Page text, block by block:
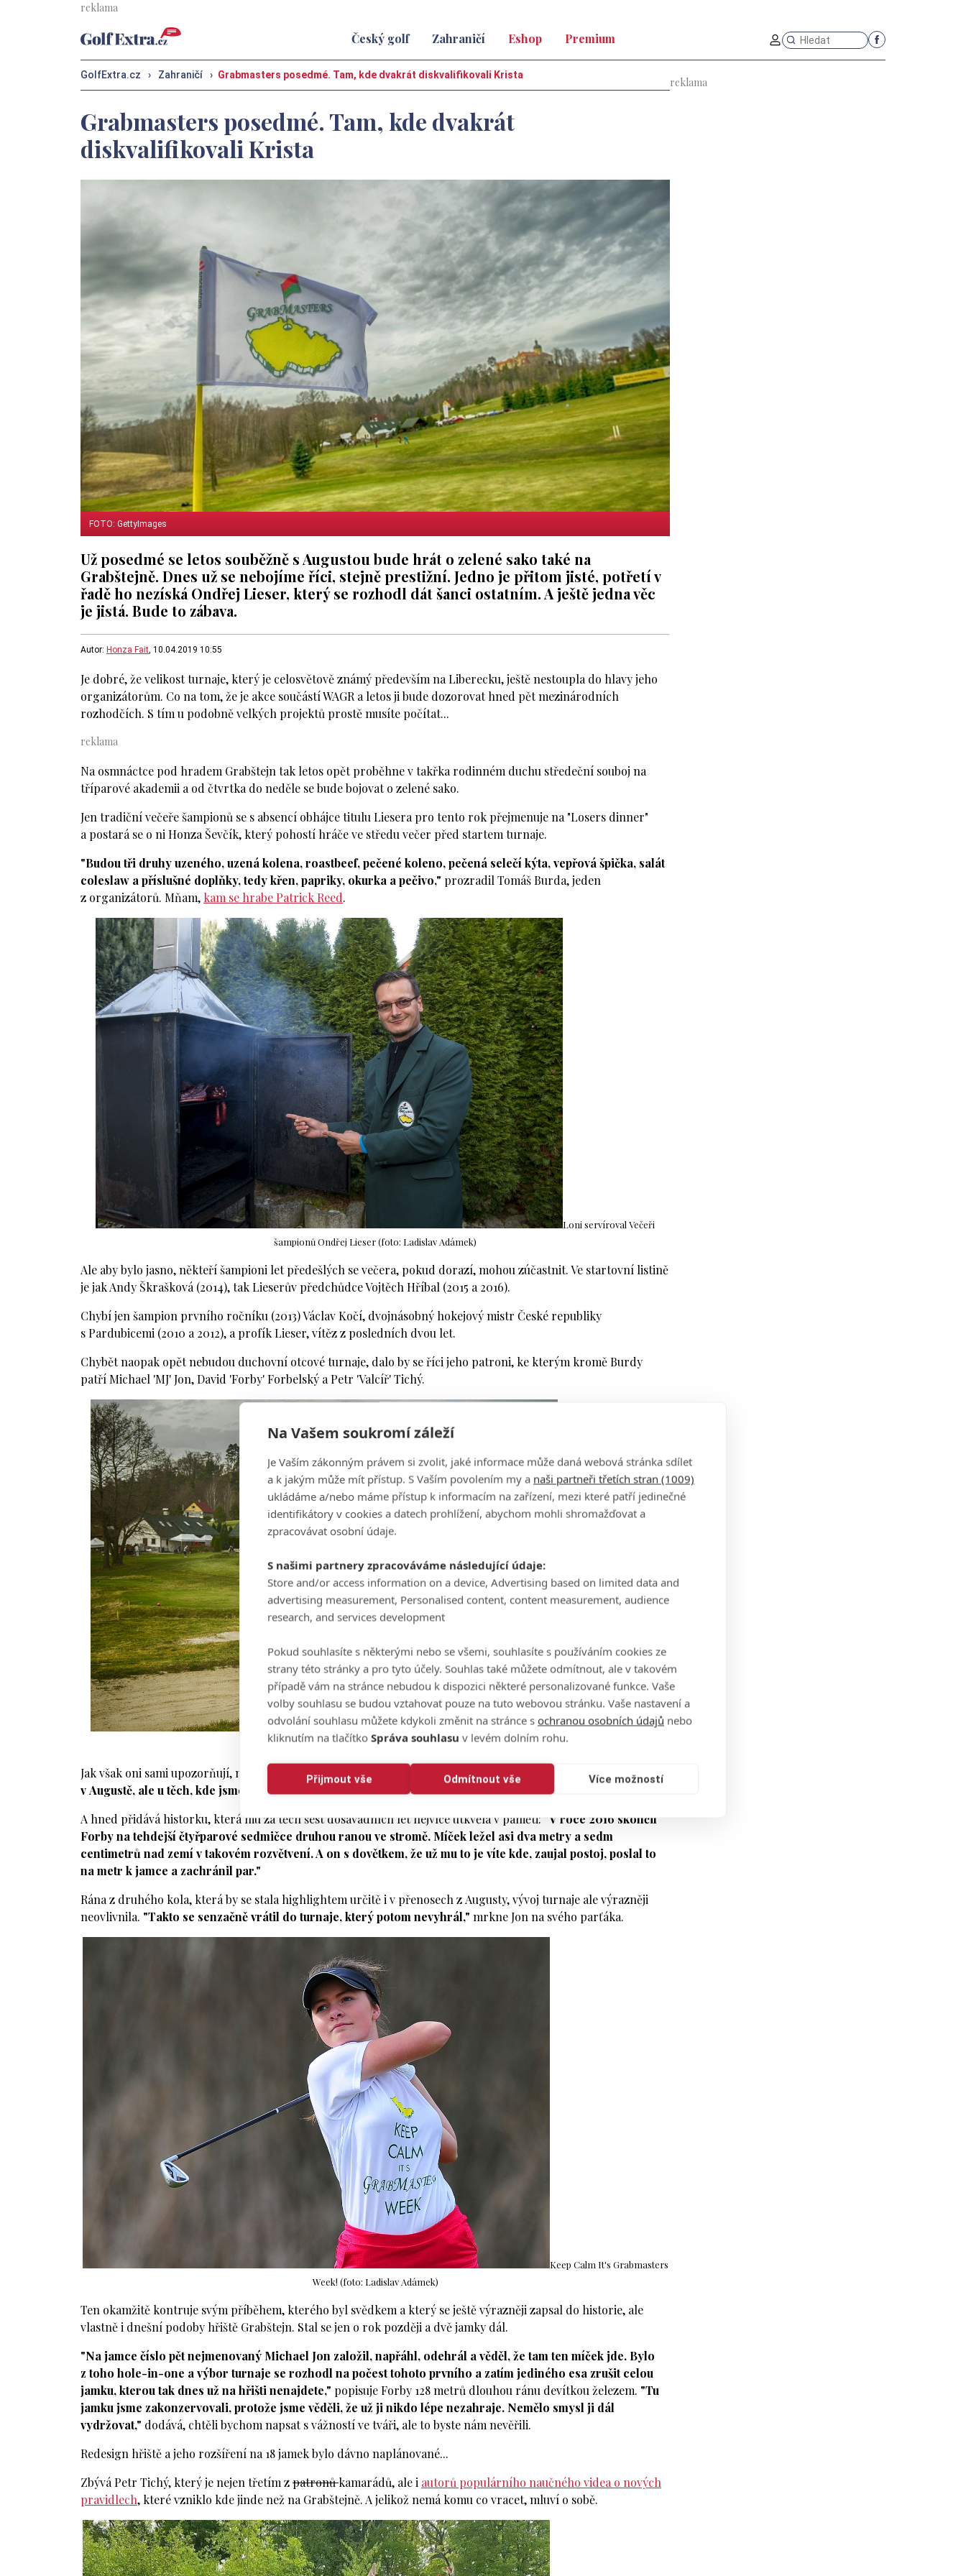
Na Vašem soukromí záleží
Je Vaším zákonným právem si zvolit, jaké informace může daná webová stránka sdílet
a k jakým může mít přístup. S Vaším povolením my a naši partneři třetích stran (1009)
ukládáme a/nebo máme přístup k informacím na zařízení, mezi které patří jedinečné
identifikátory v cookies a datech prohlížení, abychom mohli shromažďovat a
zpracovávat osobní údaje.
S našimi partnery zpracováváme následující údaje:
Store and/or access information on a device, Advertising based on limited data and
advertising measurement, Personalised content, content measurement, audience
research, and services development
Pokud souhlasíte s některými nebo se všemi, souhlasíte s používáním cookies ze
strany této stránky a pro tyto účely. Souhlas také můžete odmítnout, ale v takovém
případě vám na stránce nebudou k dispozici některé personalizované funkce. Vaše
volby souhlasu se budou vztahovat pouze na tuto webovou stránku. Vaše nastavení a
odvolání souhlasu můžete kdykoli změnit na stránce s ochranou osobních údajů nebo
kliknutím na tlačítko Správa souhlasu v levém dolním rohu.
Přijmout vše Odmítnout vše Více možností
Český golf Zahraničí Eshop Premium
GolfExtra.cz › Zahraničí › Grabmasters posedmé. Tam, kde dvakrát diskvalifikovali Krista
Grabmasters posedmé. Tam, kde dvakrát
diskvalifikovali Krista
FOTO: GettyImages
Už posedmé se letos souběžně s Augustou bude hrát o zelené sako také na
Grabštejně. Dnes už se nebojíme říci, stejně prestižní. Jedno je přitom jisté, potřetí v
řadě ho nezíská Ondřej Lieser, který se rozhodl dát šanci ostatním. A ještě jedna věc
je jistá. Bude to zábava.
Autor: Honza Fait , 10.04.2019 10:55
Je dobré, že velikost turnaje, který je celosvětově známý především na Liberecku, ještě nestoupla do hlavy jeho
organizátorům. Co na tom, že je akce součástí WAGR a letos ji bude dozorovat hned pět mezinárodních
rozhodčích. S tím u podobně velkých projektů prostě musíte počítat...
Na osmnáctce pod hradem Grabštejn tak letos opět proběhne v takřka rodinném duchu středeční souboj na
tříparové akademii a od čtvrtka do neděle se bude bojovat o zelené sako.
Jen tradiční večeře šampionů se s absencí obhájce titulu Liesera pro tento rok přejmenuje na "Losers dinner"
a postará se o ni Honza Ševčík, který pohostí hráče ve středu večer před startem turnaje.
"Budou tři druhy uzeného, uzená kolena, roastbeef, pečené koleno, pečená selečí kýta, vepřová špička, salát
coleslaw a příslušné doplňky, tedy křen, papriky, okurka a pečivo," prozradil Tomáš Burda, jeden
z organizátorů. Mňam, kam se hrabe Patrick Reed.
Loni servíroval Večeři
šampionů Ondřej Lieser (foto: Ladislav Adámek)
Ale aby bylo jasno, někteří šampioni let předešlých se večera, pokud dorazí, mohou zúčastnit. Ve startovní listině
je jak Andy Škrašková (2014), tak Lieserův předchůdce Vojtěch Hříbal (2015 a 2016).
Chybí jen šampion prvního ročníku (2013) Václav Kočí, dvojnásobný hokejový mistr České republiky
s Pardubicemi (2010 a 2012), a profík Lieser, vítěz z posledních dvou let.
Chybět naopak opět nebudou duchovní otcové turnaje, dalo by se říci jeho patroni, ke kterým kromě Burdy
patří Michael 'MJ' Jon, David 'Forby' Forbelský a Petr 'Valcíř' Tichý.
Zleva Michael Jon, Alena
Burdová, David Forbelský, Petr Tichý a Tomáš Burda.
Jak však oni sami upozorňují, nejsou patroni, ale kamarádi.
"Snažili jsme se dělat většinu věcí stejně jako
v Augustě, ale u těch, kde jsme zjistili, že to dělají blbě, tak to prostě děláme lépe,“
směje se Jon
A hned přidává historku, která mu za těch šest dosavadních let nejvíce utkvěla v paměti: "V roce 2016 skončil
Forby na tehdejší čtyřparové sedmičce druhou ranou ve stromě. Míček ležel asi dva metry a sedm
centimetrů nad zemí v takovém rozvětvení. A on s dovětkem, že už mu to je víte kde, zaujal postoj, poslal to
na metr k jamce a zachránil par."
Rána z druhého kola, která by se stala highlightem určitě i v přenosech z Augusty, vývoj turnaje ale výrazněji
neovlivnila. "Takto se senzačně vrátil do turnaje, který potom nevyhrál," mrkne Jon na svého parťáka.
Keep Calm It's Grabmasters
Week! (foto: Ladislav Adámek)
Ten okamžitě kontruje svým příběhem, kterého byl svědkem a který se ještě výrazněji zapsal do historie, ale
vlastně i dnešní podoby hřiště Grabštejn. Stal se jen o rok později a dvě jamky dál.
"Na jamce číslo pět nejmenovaný Michael Jon založil, napřáhl, odehrál a věděl, že tam ten míček jde. Bylo
z toho hole-in-one a výbor turnaje se rozhodl na počest tohoto prvního a zatím jediného esa zrušit celou
jamku, kterou tak dnes už na hřišti nenajdete," popisuje Forby 128 metrů dlouhou ránu devítkou železem. "Tu
jamku jsme zakonzervovali, protože jsme věděli, že už ji nikdo lépe nezahraje. Nemělo smysl ji dál
vydržovat," dodává, chtěli bychom napsat s vážností ve tváři, ale to byste nám nevěřili.
Redesign hřiště a jeho rozšíření na 18 jamek bylo dávno naplánované...
Zbývá Petr Tichý, který je nejen třetím zpatronůkamarádů, ale i autorů populárního naučného videa o nových
pravidlech, které vzniklo kde jinde než na Grabštejně. A jelikož nemá komu co vracet, mluví o sobě.